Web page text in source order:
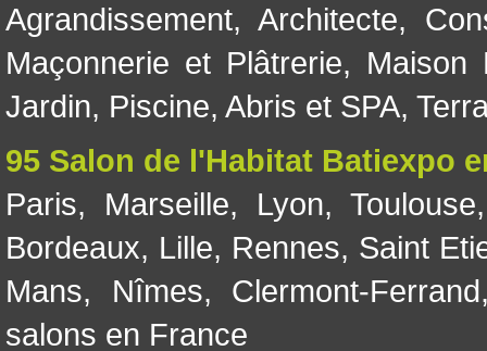
Agrandissement, Architecte,
Maçonnerie et Plâtrerie, Maison
Jardin, Piscine, Abris et SPA,
95 Salon de l'Habitat Batiexpo
Paris, Marseille, Lyon, Toulouse
Bordeaux, Lille, Rennes, Saint
Mans, Nîmes, Clermont-Ferrand
salons en France